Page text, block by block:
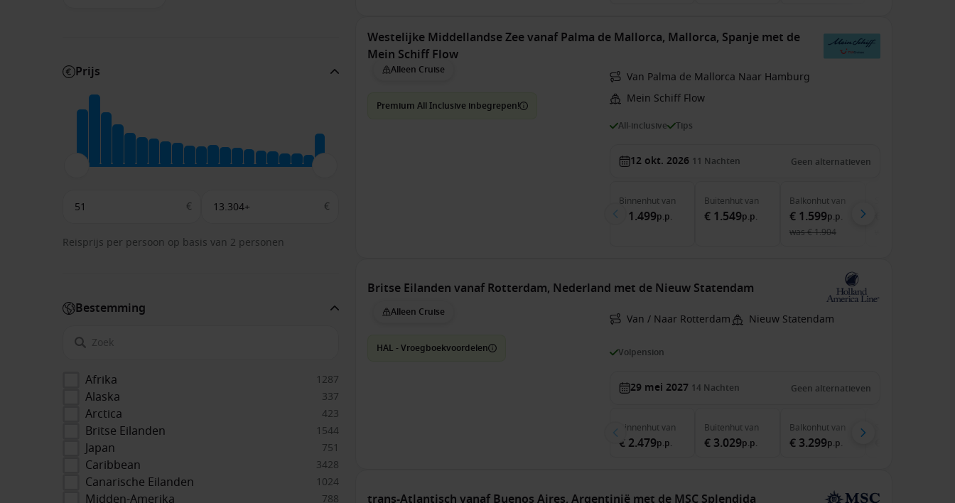
Prijs
€ €
Reisprijs per persoon op basis van 2 personen
Bestemming
Afrika 1287
Alaska 337
Arctica 423
Britse Eilanden 1544
Japan 751
Caribbean 3428
Canarische Eilanden 1024
Midden-Amerika 788
Westelijke Middellandse Zee vanaf Palma de Mallorca, Mallorca, Spanje met de
Mein Schiff Flow
Alleen Cruise
Premium All Inclusive inbegrepen!
Van Palma de Mallorca Naar Hamburg
Mein Schiff Flow
All-inclusive Tips
12 okt. 2026 11 Nachten Geen alternatieven
Binnenhutvan
€ 1.499p.p.
Buitenhutvan
€ 1.549p.p.
Balkonhutvan
€ 1.599p.p.
was€ 1.904
Britse Eilanden vanaf Rotterdam, Nederland met de Nieuw Statendam
Alleen Cruise
HAL - Vroegboekvoordelen
Van / Naar Rotterdam Nieuw Statendam
Volpension
29 mei 2027 14 Nachten Geen alternatieven
Binnenhutvan
€ 2.479p.p.
Buitenhutvan
€ 3.029p.p.
Balkonhutvan
€ 3.299p.p.
trans-Atlantisch vanaf Buenos Aires, Argentinië met de MSC Splendida